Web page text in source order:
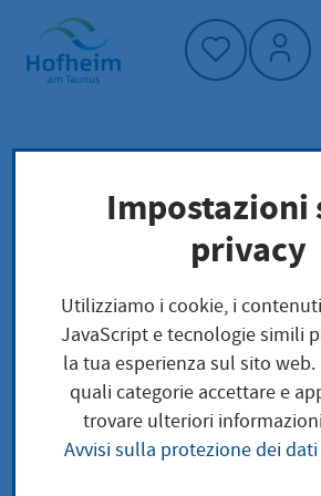
Home"
Pagina iniziale
Trova servizi
Struttura amministrativa
Main-Taunus-Kreis - Amt für
Main-Taunus-
Amt für
Impostazioni
privacy
Utilizziamo i cookie, i
JavaScript e tecnologie simili
la tua esperienza sul sito
quali categorie accettare e
trovare ulteriori
Avvisi sulla protezione dei dati